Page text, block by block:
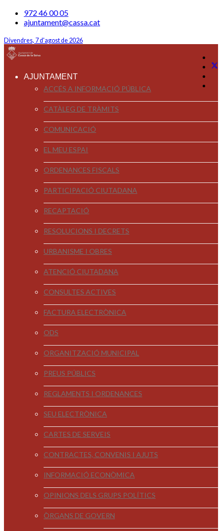
972 46 00 05
ajuntament@cassa.cat
Divendres, 7 d'agost de 2026
AJUNTAMENT
ACCÉS A INFORMACIÓ PÚBLICA
CATÀLEG DE TRÀMITS
COMUNICACIÓ
EL MEU ESPAI
ORDENANCES FISCALS
PARTICIPACIÓ CIUTADANA
RECAPTACIÓ
RESOLUCIONS I DECRETS
URBANISME I OBRES
ATENCIÓ CIUTADANA
CONSULTES ACTIVES
FACTURA ELECTRÒNICA
ODS
ORGANITZACIÓ MUNICIPAL
PREUS PÚBLICS
REGLAMENTS I ORDENANCES
SEU ELECTRÒNICA
CARTES DE SERVEIS
CONTRACTES, CONVENIS I AJUTS
INFORMACIÓ ECONÒMICA
OPINIONS DELS GRUPS POLÍTICS
ÒRGANS DE GOVERN